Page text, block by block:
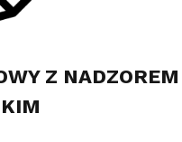
Z NADZOREM